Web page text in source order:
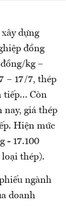
dựng
đồng
kg –
– 17/7, thép
tiếp… Còn
nay, giá thép
Hiện mức
- 17.100
thép).
ngành
doanh